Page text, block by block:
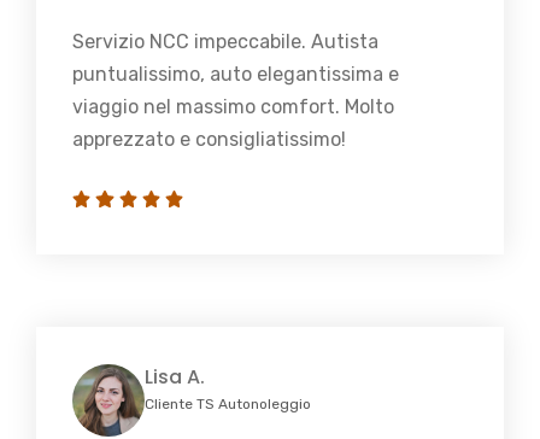
Servizio NCC impeccabile. Autista
puntualissimo, auto elegantissima e
viaggio nel massimo comfort. Molto
apprezzato e consigliatissimo!
Lisa A.
Cliente TS Autonoleggio